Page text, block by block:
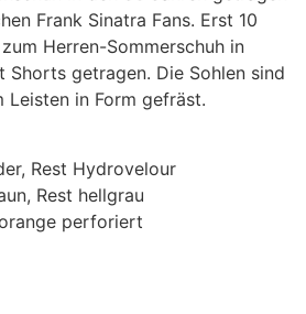
Frank Sinatra Fans. Erst 10
Herren-Sommerschuh in
Shorts getragen. Die Sohlen sind
Leisten in Form gefräst.
Rest Hydrovelour
Rest hellgrau
perforiert